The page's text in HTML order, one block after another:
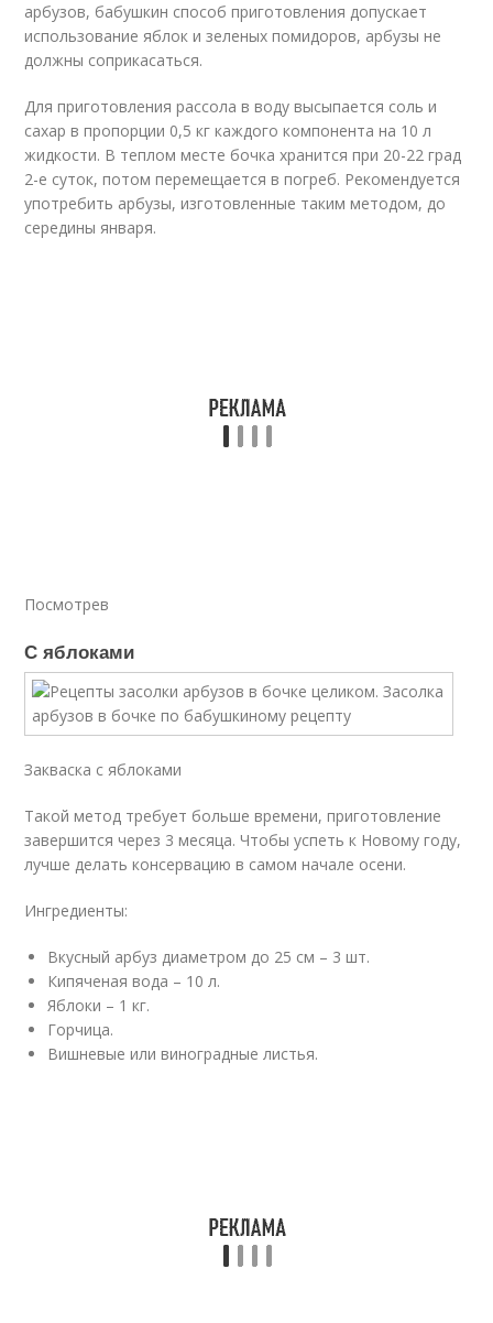
арбузов, бабушкин способ приготовления допускает
использование яблок и зеленых помидоров, арбузы не
должны соприкасаться.
Для приготовления рассола в воду высыпается соль и
сахар в пропорции 0,5 кг каждого компонента на 10 л
жидкости. В теплом месте бочка хранится при 20-22 град
2-е суток, потом перемещается в погреб. Рекомендуется
употребить арбузы, изготовленные таким методом, до
середины января.
Посмотрев
С яблоками
Закваска с яблоками
Такой метод требует больше времени, приготовление
завершится через 3 месяца. Чтобы успеть к Новому году,
лучше делать консервацию в самом начале осени.
Ингредиенты:
Вкусный арбуз диаметром до 25 см – 3 шт.
Кипяченая вода – 10 л.
Яблоки – 1 кг.
Горчица.
Вишневые или виноградные листья.